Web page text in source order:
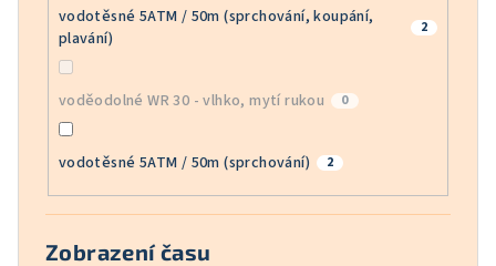
vodotěsné 5ATM / 50m (sprchování, koupání,
plavání)
2
voděodolné WR 30 - vlhko, mytí rukou 0
vodotěsné 5ATM / 50m (sprchování) 2
Zobrazení času